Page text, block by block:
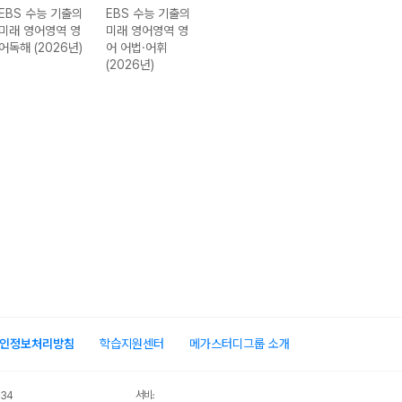
EBS 수능 기출의
미래 영어영역 영
어독해 (2026년)
EBS 수능 기출의
미래 영어영역 영
어 어법·어휘
(2026년)
정보처리방침 학습지원센터 메가스터디그룹 소개
서비스 가입사실 확인